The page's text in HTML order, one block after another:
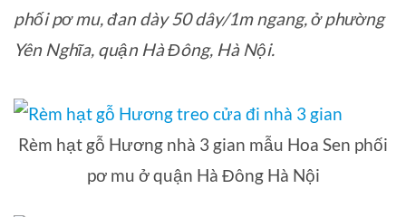
phối pơ mu, đan dày 50 dây/1m ngang, ở phường
Yên Nghĩa, quận Hà Đông, Hà Nội.
Rèm hạt gỗ Hương nhà 3 gian mẫu Hoa Sen phối
pơ mu ở quận Hà Đông Hà Nội